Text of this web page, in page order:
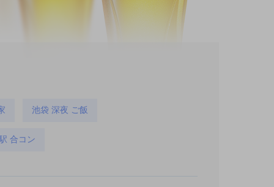
池袋 深夜 ご飯
合コン